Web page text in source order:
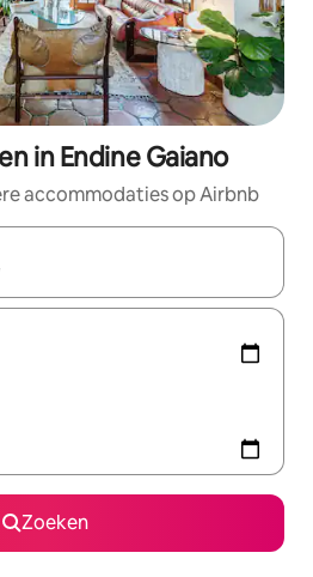
in Endine Gaiano
accommodaties op Airbnb
zijn, maak je een keuze
Zoeken